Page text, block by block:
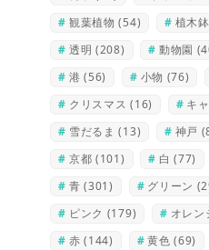
観葉植物 (54) 植木鉢
透明 (208) 動物園
港 (56) 小物 (76)
クリスマス (16) キ
雪だるま (13) 神戸
京都 (101) 白 (77)
青 (301) グリーン
ピンク (179) オレン
赤 (144) 黄色 (69)